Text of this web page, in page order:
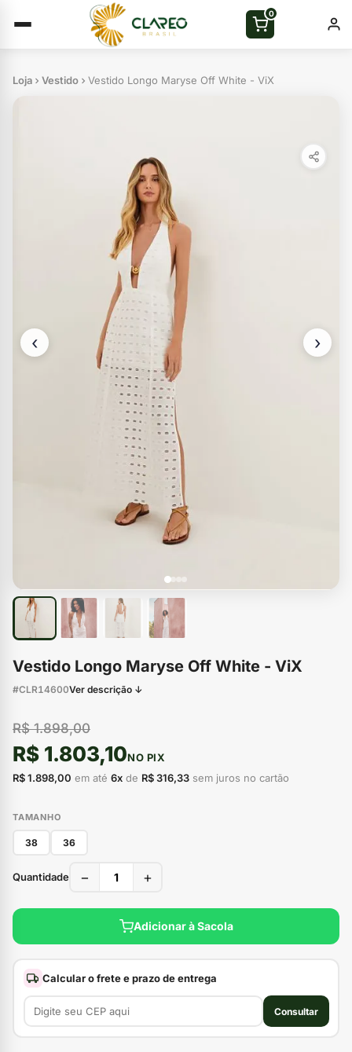
0
Loja Vestido Vestido Longo Maryse Off White - ViX
‹ ›
Vestido Longo Maryse Off White - ViX
#CLR14600Ver descrição ↓
R$ 1.898,00
R$ 1.803,10NO PIX
R$ 1.898,00 em até 6x de R$ 316,33 sem juros no cartão
TAMANHO
38 36
Quantidade − +
Adicionar à Sacola
Calcular o frete e prazo de entrega
Consultar